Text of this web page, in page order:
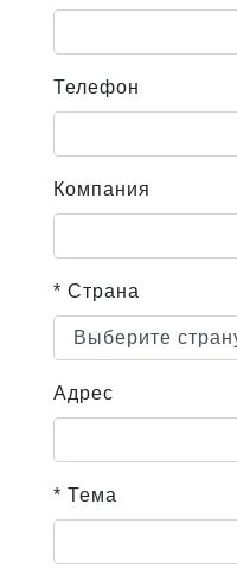
Телефон
Компания
* Страна
Адрес
* Тема